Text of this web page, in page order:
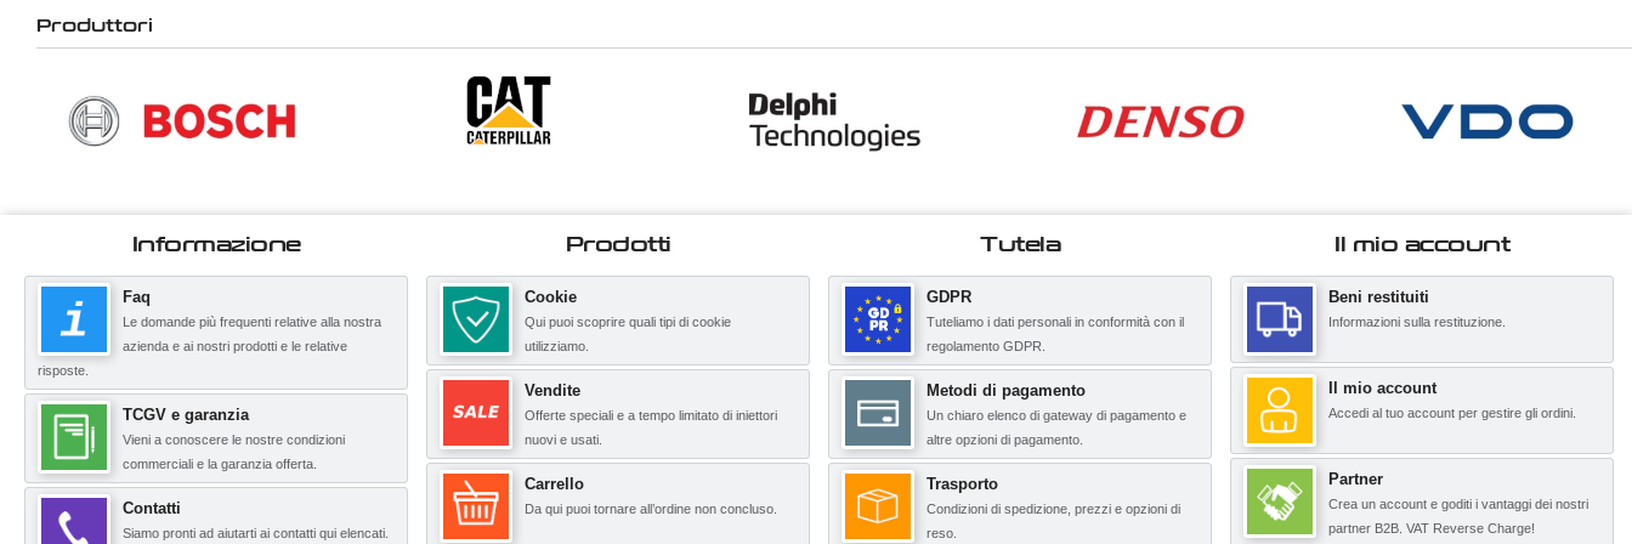
Produttori
Informazione
Faq
Le domande più frequenti relative alla nostra
azienda e ai nostri prodotti e le relative
risposte.
TCGV e garanzia
Vieni a conoscere le nostre condizioni
commerciali e la garanzia offerta.
Contatti
Siamo pronti ad aiutarti ai contatti qui elencati.
Prodotti
Cookie
Qui puoi scoprire quali tipi di cookie
utilizziamo.
Vendite
Offerte speciali e a tempo limitato di iniettori
nuovi e usati.
Carrello
Da qui puoi tornare all’ordine non concluso.
Tutela
GDPR
Tuteliamo i dati personali in conformità con il
regolamento GDPR.
Metodi di pagamento
Un chiaro elenco di gateway di pagamento e
altre opzioni di pagamento.
Trasporto
Condizioni di spedizione, prezzi e opzioni di
reso.
Il mio account
Beni restituiti
Informazioni sulla restituzione.
Il mio account
Accedi al tuo account per gestire gli ordini.
Partner
Crea un account e goditi i vantaggi dei nostri
partner B2B. VAT Reverse Charge!